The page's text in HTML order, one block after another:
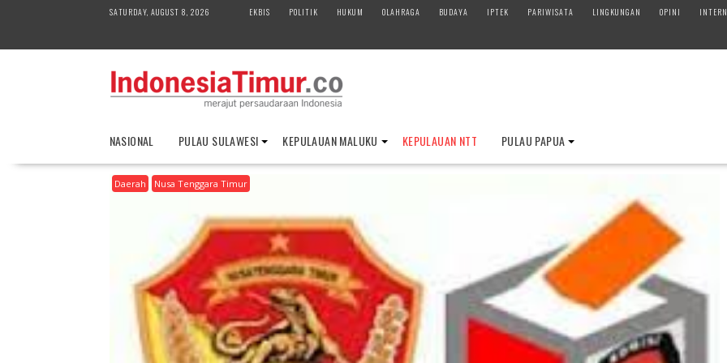
SATURDAY, AUGUST 8, 2026 EKBIS POLITIK HUKUM OLAHRAGA BUDAYA IPTEK PARIWISATA LINGKUNGAN OPINI
NASIONAL PULAU SULAWESI KEPULAUAN MALUKU KEPULAUAN NTT PULAU PAPUA
Daerah Nusa Tenggara Timur